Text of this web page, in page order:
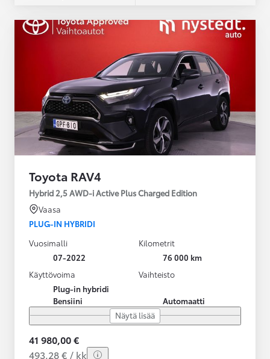
Toyota RAV4
Hybrid 2,5 AWD-i Active Plus Charged Edition
Vaasa
PLUG-IN HYBRIDI
Vuosimalli
07-2022
Kilometrit
76 000 km
Käyttövoima
Plug-in hybridi
Bensiini
Vaihteisto
Automaatti
Näytä lisää
41 980,00 €
493,28 € / kk